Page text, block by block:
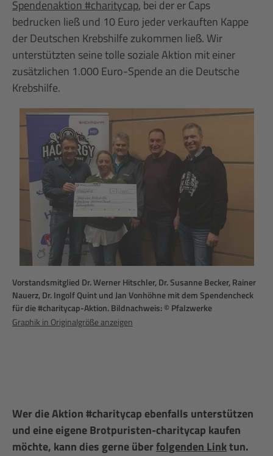
Spendenaktion #charitycap, bei der er Caps
bedrucken ließ und 10 Euro jeder verkauften Kappe
der Deutschen Krebshilfe zukommen ließ. Wir
unterstützten seine tolle soziale Aktion mit einer
zusätzlichen 1.000 Euro-Spende an die Deutsche
Krebshilfe.
Vorstandsmitglied Dr. Werner Hitschler, Dr. Susanne Becker, Rainer
Nauerz, Dr. Ingolf Quint und Jan Vonhöhne mit dem Spendencheck
für die #charitycap-Aktion. Bildnachweis: © Pfalzwerke
Graphik in Originalgröße anzeigen
Wer die Aktion #charitycap ebenfalls unterstützen
und eine eigene Brotpuristen-charitycap kaufen
möchte, kann dies gerne überfolgenden Linktun.